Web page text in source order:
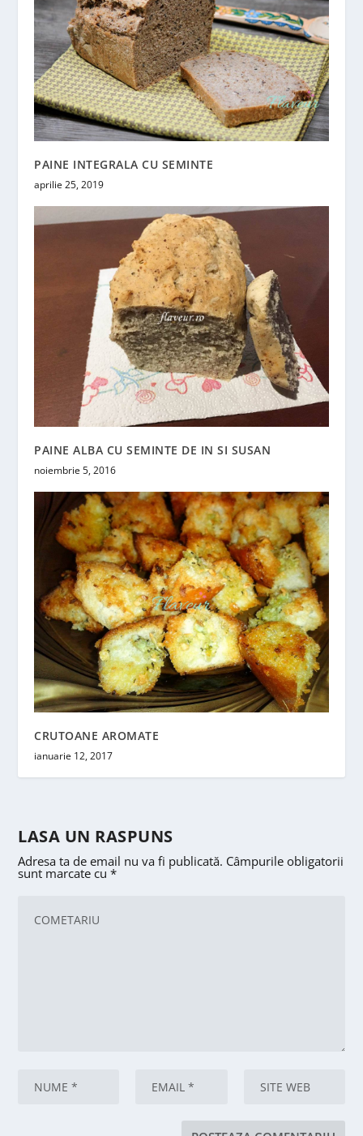
PAINE INTEGRALA CU SEMINTE
aprilie 25, 2019
PAINE ALBA CU SEMINTE DE IN SI SUSAN
noiembrie 5, 2016
CRUTOANE AROMATE
ianuarie 12, 2017
LASA UN RASPUNS
Adresa ta de email nu va fi publicată. Câmpurile obligatorii
sunt marcate cu*